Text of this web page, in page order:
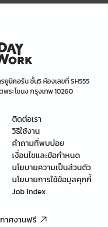
ยูนิคอร์น ชั้น5 ห้องเลขที่ SH555
ระโขนง กรุงเทพ 10260
ติดต่อเรา
วิธีใช้งาน
คำถามที่พบบ่อย
เงื่อนไขและข้อกำหนด
นโยบายความเป็นส่วนตัว
นโยบายการใช้ข้อมูลคุกกี้
Job Index
กาศงานฟรี